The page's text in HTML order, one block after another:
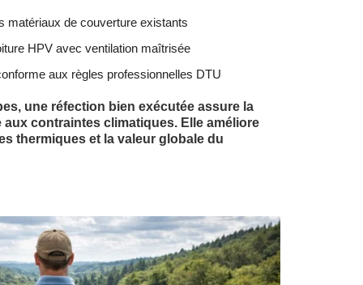
matériaux de couverture existants
HPV avec ventilation maîtrisée
aux règles professionnelles DTU
une réfection bien exécutée assure la
contraintes climatiques. Elle améliore
thermiques et la valeur globale du